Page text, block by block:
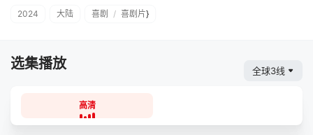
2024 大陆 喜剧 / 喜剧片}
选集播放 全球3线
高清